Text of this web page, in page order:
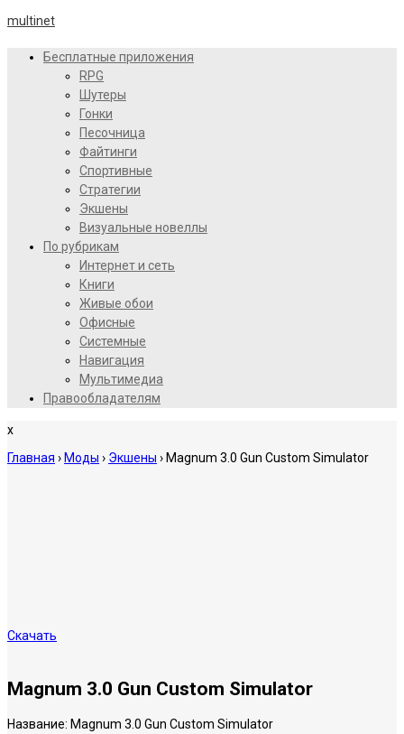
multinet
Бесплатные приложения
RPG
Шутеры
Гонки
Песочница
Файтинги
Спортивные
Стратегии
Экшены
Визуальные новеллы
По рубрикам
Интернет и сеть
Книги
Живые обои
Офисные
Системные
Навигация
Мультимедиа
Правообладателям
x
Главная › Моды › Экшены › Magnum 3.0 Gun Custom Simulator
Скачать
Magnum 3.0 Gun Custom Simulator
Название: Magnum 3.0 Gun Custom Simulator